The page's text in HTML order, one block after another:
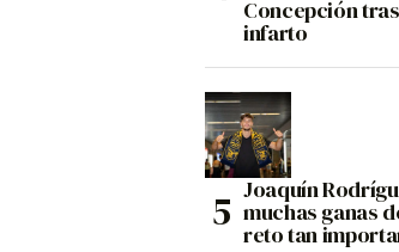
Concepción
infarto
Joaquín
muchas ganas
reto tan